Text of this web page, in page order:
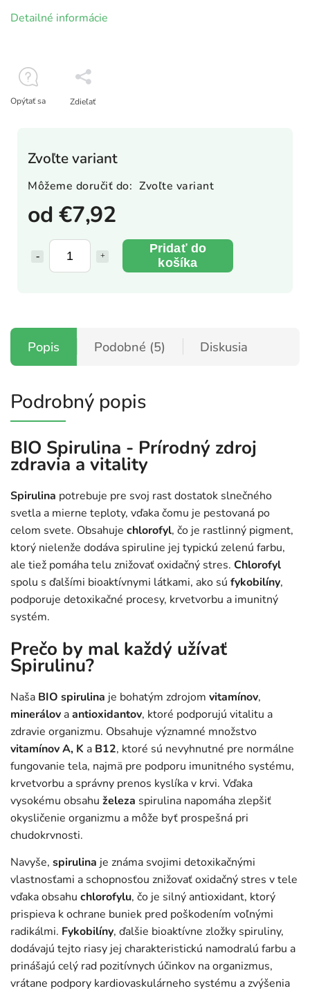
od€7,92
Pridať do
košíka
Zvoľte variant
Môžeme doručiť do: Zvoľte variant
Detailné informácie
Opýtať sa Zdieľať
Popis Podobné (5) Diskusia
Podrobný popis
BIO Spirulina - Prírodný zdroj
zdravia a vitality
Spirulina potrebuje pre svoj rast dostatok slnečného
svetla a mierne teploty, vďaka čomu je pestovaná po
celom svete. Obsahuje chlorofyl, čo je rastlinný pigment,
ktorý nielenže dodáva spiruline jej typickú zelenú farbu,
ale tiež pomáha telu znižovať oxidačný stres. Chlorofyl
spolu s ďalšími bioaktívnymi látkami, ako sú fykobilíny,
podporuje detoxikačné procesy, krvetvorbu a imunitný
systém.
Prečo by mal každý užívať
Spirulinu?
Naša BIO spirulina je bohatým zdrojom vitamínov,
minerálov aantioxidantov, ktoré podporujú vitalitu a
zdravie organizmu. Obsahuje významné množstvo
vitamínov A, K a B12, ktoré sú nevyhnutné pre normálne
fungovanie tela, najmä pre podporu imunitného systému,
krvetvorbu a správny prenos kyslíka v krvi. Vďaka
vysokému obsahu železa spirulina napomáha zlepšiť
okysličenie organizmu a môže byť prospešná pri
chudokrvnosti.
Navyše, spirulina je známa svojimi detoxikačnými
vlastnosťami a schopnosťou znižovať oxidačný stres v tele
vďaka obsahu chlorofylu, čo je silný antioxidant, ktorý
prispieva k ochrane buniek pred poškodením voľnými
radikálmi. Fykobilíny, ďalšie bioaktívne zložky spiruliny,
dodávajú tejto riasy jej charakteristickú namodralú farbu a
prinášajú celý rad pozitívnych účinkov na organizmus,
vrátane podpory kardiovaskulárneho systému a zvýšenia